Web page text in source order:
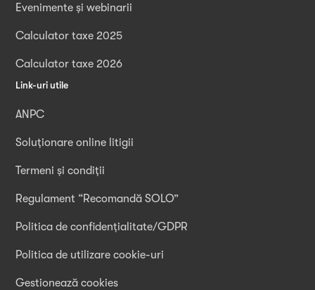
Evenimente și webinarii
Calculator taxe 2025
Calculator taxe 2026
Link-uri utile
ANPC
Soluționare online litigii
Termeni și condiții
Regulament “Recomandă SOLO”
Politica de confidențialitate/GDPR
Politica de utilizare cookie-uri
Gestionează cookies